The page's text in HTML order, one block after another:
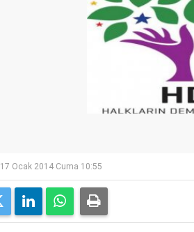
17 Ocak 2014 Cuma 10:55